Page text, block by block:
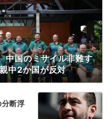
中国のミサイル非難す
中2か国が反対
断浮